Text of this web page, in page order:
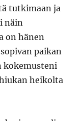
tutkimaan ja
näin
on hänen
paikan
kokemusteni
heikolta